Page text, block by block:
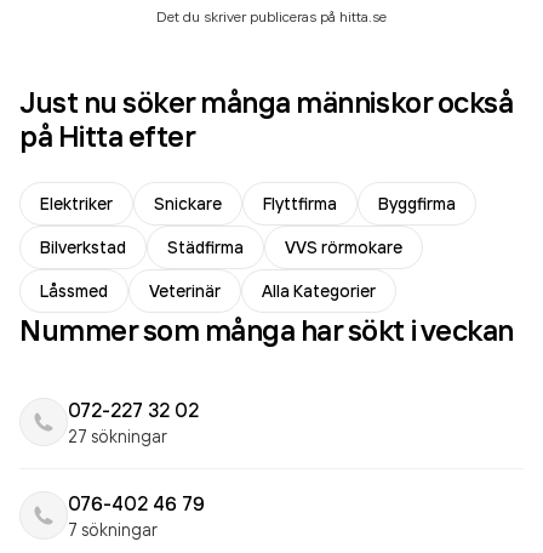
Det du skriver publiceras på hitta.se
Just nu söker många människor också
på Hitta efter
Elektriker Snickare Flyttfirma
Byggfirma
Bilverkstad
Städfirma
VVS rörmokare
Låssmed
Veterinär Alla Kategorier
Nummer som många har sökt i veckan
072-227 32 02
27 sökningar
076-402 46 79
7 sökningar